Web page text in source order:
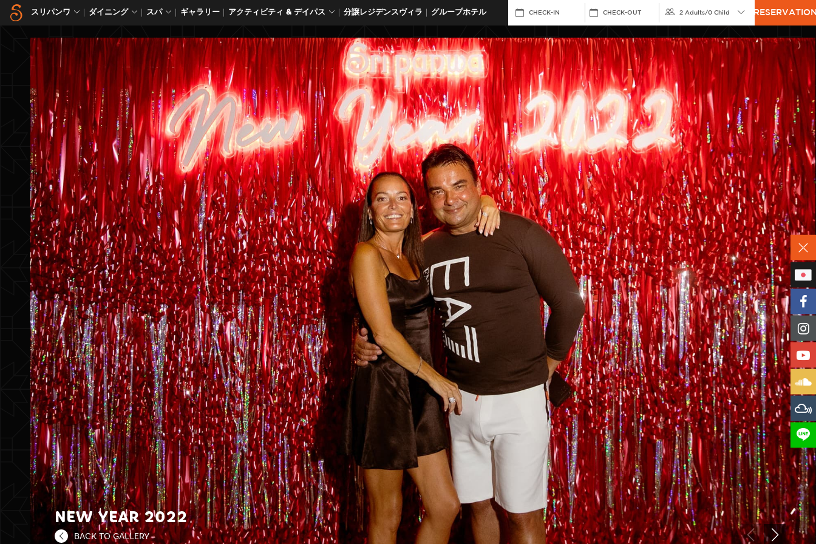
スリパンワ ダイニング スパ ギャラリー アクティビティ & デイパス 分譲レジデンスヴィラ グループホテル CHECK-IN CHECK-OUT 2 Adults/0 Child
NEW YEAR 2022
BACK TO GALLERY